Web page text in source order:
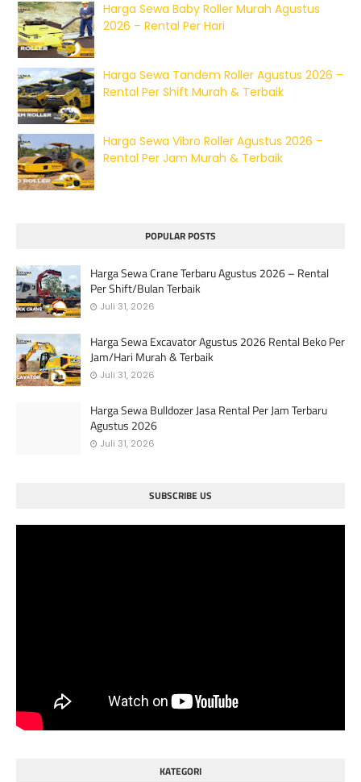
Harga Sewa Baby Roller Murah Agustus
2026 – Rental Per Hari
Harga Sewa Tandem Roller Agustus 2026 –
Rental Per Shift Murah & Terbaik
Harga Sewa Vibro Roller Agustus 2026 –
Rental Per Jam Murah & Terbaik
POPULAR POSTS
Harga Sewa Crane Terbaru Agustus 2026 – Rental
Per Shift/Bulan Terbaik
Juli 31, 2026
Harga Sewa Excavator Agustus 2026 Rental Beko Per
Jam/Hari Murah & Terbaik
Juli 31, 2026
Harga Sewa Bulldozer Jasa Rental Per Jam Terbaru
Agustus 2026
Juli 31, 2026
SUBSCRIBE US
KATEGORI